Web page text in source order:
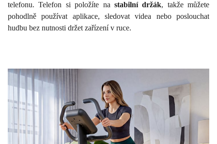
telefonu. Telefon si položíte na stabilní držák, takže můžete
pohodlně používat aplikace, sledovat videa nebo poslouchat
hudbu bez nutnosti držet zařízení v ruce.